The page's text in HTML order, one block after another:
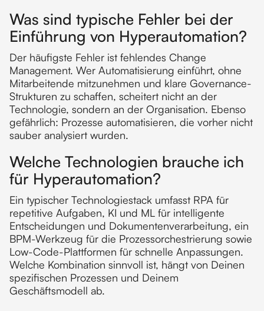
Was sind typische Fehler bei der
Einführung von Hyperautomation?
Der häufigste Fehler ist fehlendes Change
Management. Wer Automatisierung einführt, ohne
Mitarbeitende mitzunehmen und klare Governance-
Strukturen zu schaffen, scheitert nicht an der
Technologie, sondern an der Organisation. Ebenso
gefährlich: Prozesse automatisieren, die vorher nicht
sauber analysiert wurden.
Welche Technologien brauche ich
für Hyperautomation?
Ein typischer Technologiestack umfasst RPA für
repetitive Aufgaben, KI und ML für intelligente
Entscheidungen und Dokumentenverarbeitung, ein
BPM-Werkzeug für die Prozessorchestrierung sowie
Low-Code-Plattformen für schnelle Anpassungen.
Welche Kombination sinnvoll ist, hängt von Deinen
spezifischen Prozessen und Deinem
Geschäftsmodell ab.